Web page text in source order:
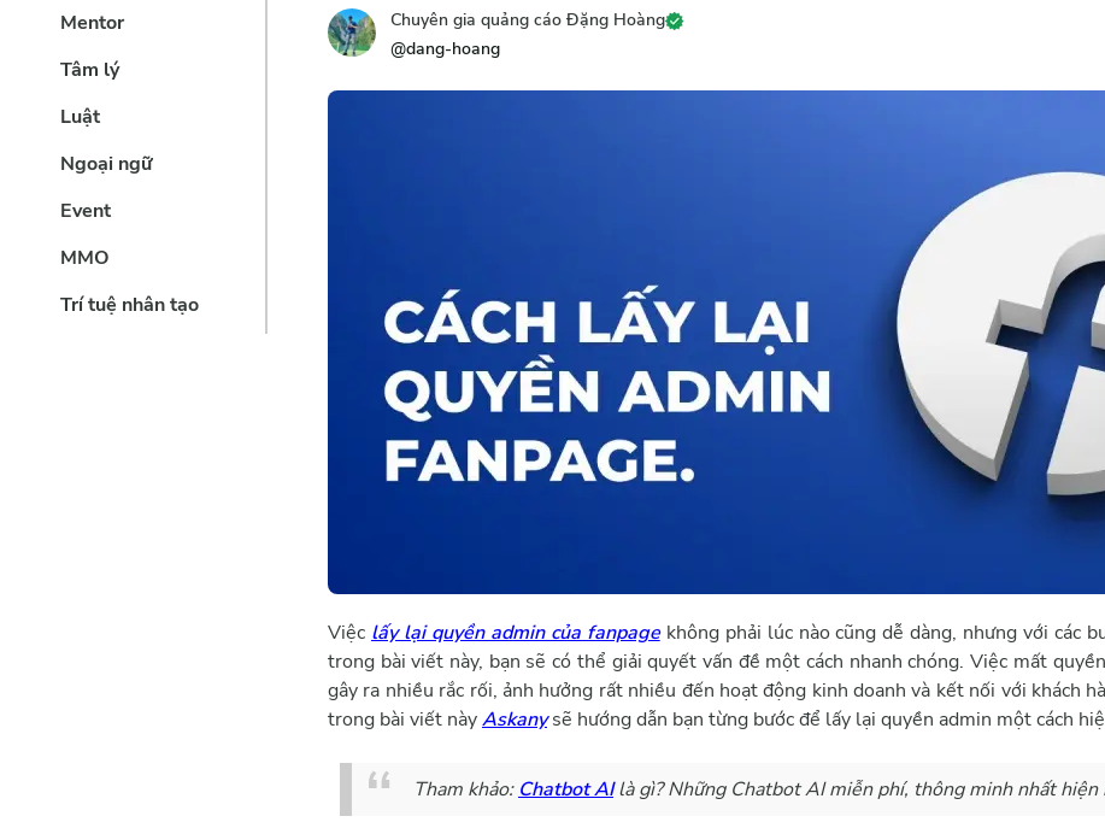
Mentor
Tâm lý
Luật
Ngoại ngữ
Event
MMO
Trí tuệ nhân tạo
Chuyên gia quảng cáo Đặng Hoàng
@dang-hoang
Việc lấy lại quyền admin của fanpagekhông phải lúc nào cũng dễ dàng, nhưng với các
trong bài viết này, bạn sẽ có thể giải quyết vấn đề một cách nhanh chóng. Việc mất
gây ra nhiều rắc rối, ảnh hưởng rất nhiều đến hoạt động kinh doanh và kết nối với khách
trong bài viết nàyAskanysẽ hướng dẫn bạn từng bước để lấy lại quyền admin một cách
Tham khảo: Chatbot AIlà gì? Những Chatbot AI miễn phí, thông minh nhất hiện